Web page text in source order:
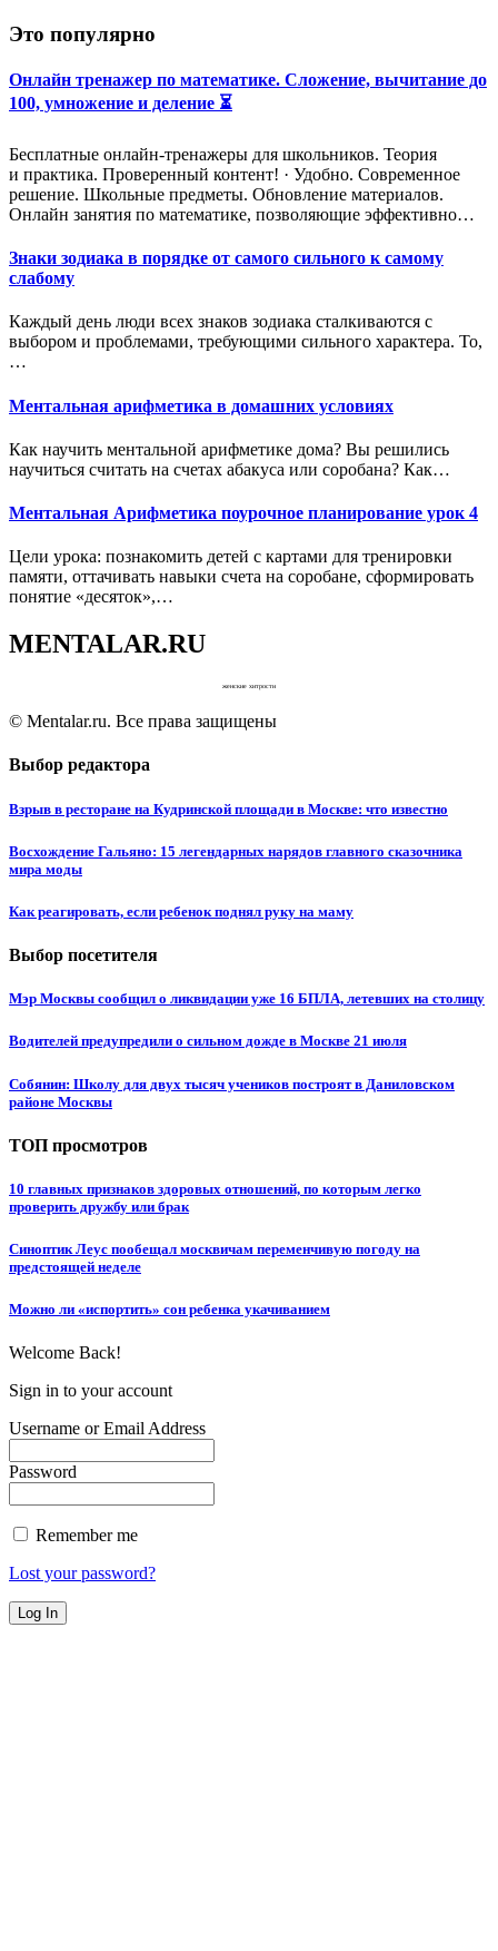
Это популярно
Онлайн тренажер по математике. Сложение, вычитание до
100, умножение и деление ⏳
Бесплатные онлайн-тренажеры для школьников. Теория
и практика. Проверенный контент! · Удобно. Современное
решение. Школьные предметы. Обновление материалов.
Онлайн занятия по математике, позволяющие эффективно…
Знаки зодиака в порядке от самого сильного к самому
слабому
Каждый день люди всех знаков зодиака сталкиваются с
выбором и проблемами, требующими сильного характера. То,
…
Ментальная арифметика в домашних условиях
Как научить ментальной арифметике дома? Вы решились
научиться считать на счетах абакуса или соробана? Как…
Ментальная Арифметика поурочное планирование урок 4
Цели урока: познакомить детей с картами для тренировки
памяти, оттачивать навыки счета на соробане, сформировать
понятие «десяток»,…
MENTALAR.RU
женские хитрости
© Mentalar.ru. Все права защищены
Выбор редактора
Взрыв в ресторане на Кудринской площади в Москве: что известно
Восхождение Гальяно: 15 легендарных нарядов главного сказочника
мира моды
Как реагировать, если ребенок поднял руку на маму
Выбор посетителя
Мэр Москвы сообщил о ликвидации уже 16 БПЛА, летевших на столицу
Водителей предупредили о сильном дожде в Москве 21 июля
Собянин: Школу для двух тысяч учеников построят в Даниловском
районе Москвы
ТОП просмотров
10 главных признаков здоровых отношений, по которым легко
проверить дружбу или брак
Синоптик Леус пообещал москвичам переменчивую погоду на
предстоящей неделе
Можно ли «испортить» сон ребенка укачиванием
Welcome Back!
Sign in to your account
Username or Email Address
Password
Remember me
Lost your password?